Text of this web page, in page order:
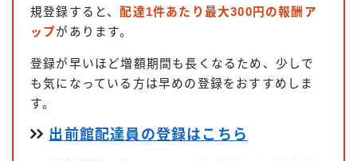
規登録すると、配達1件あたり最大300円の報酬ア
ップがあります。
登録が早いほど増額期間も長くなるため、少しで
も気になっている方は早めの登録をおすすめしま
す。
出前館配達員の登録はこちら